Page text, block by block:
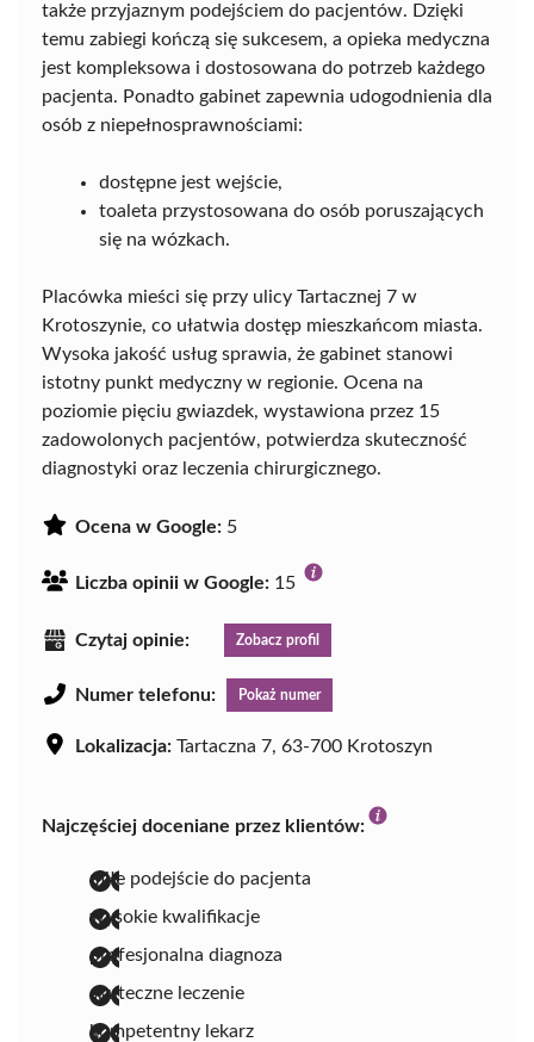
także przyjaznym podejściem do pacjentów. Dzięki
temu zabiegi kończą się sukcesem, a opieka medyczna
jest kompleksowa i dostosowana do potrzeb każdego
pacjenta. Ponadto gabinet zapewnia udogodnienia dla
osób z niepełnosprawnościami:
dostępne jest wejście,
toaleta przystosowana do osób poruszających
się na wózkach.
Placówka mieści się przy ulicy Tartacznej 7 w
Krotoszynie, co ułatwia dostęp mieszkańcom miasta.
Wysoka jakość usług sprawia, że gabinet stanowi
istotny punkt medyczny w regionie. Ocena na
poziomie pięciu gwiazdek, wystawiona przez 15
zadowolonych pacjentów, potwierdza skuteczność
diagnostyki oraz leczenia chirurgicznego.
Ocena w Google: 5
Liczba opinii w Google: 15
Czytaj opinie: Zobacz profil
Numer telefonu: Pokaż numer
Lokalizacja: Tartaczna 7, 63-700 Krotoszyn
Najczęściej doceniane przez klientów:
miłe podejście do pacjenta
wysokie kwalifikacje
profesjonalna diagnoza
skuteczne leczenie
kompetentny lekarz